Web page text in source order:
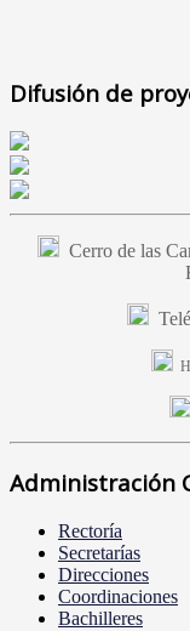
Difusión de
Cerro de las
Administración
Rectoría
Secretarías
Direcciones
Coordinaciones
Bachilleres